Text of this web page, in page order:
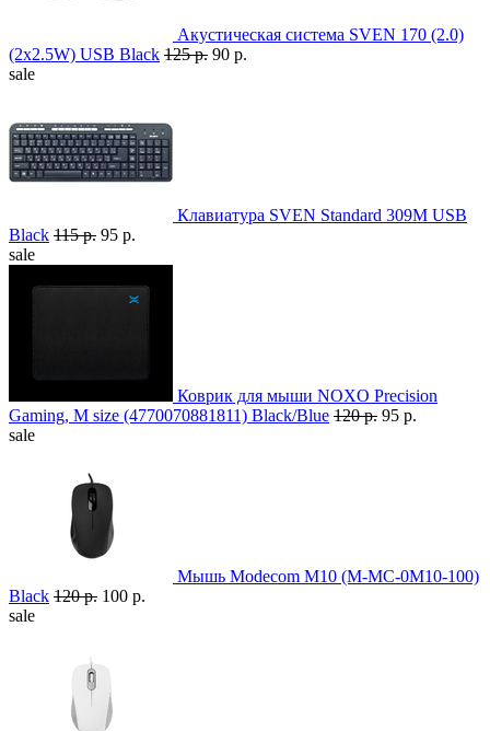
Акустическая система SVEN 170 (2.0)
(2x2.5W) USB Black 125 р. 90 р.
sale
Клавиатура SVEN Standard 309M USB
Black 115 р. 95 р.
sale
Коврик для мыши NOXO Precision
Gaming, M size (4770070881811) Black/Blue 120 р. 95 р.
sale
Мышь Modecom M10 (M-MC-0M10-100)
Black 120 р. 100 р.
sale